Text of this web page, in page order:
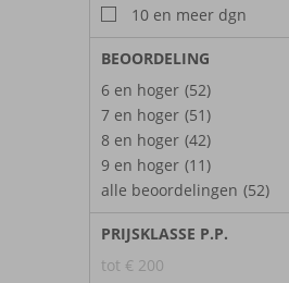
10 en meer dgn
BEOORDELING
6 en hoger (52)
7 en hoger (51)
8 en hoger (42)
9 en hoger (11)
alle beoordelingen (52)
PRIJSKLASSE P.P.
tot € 200